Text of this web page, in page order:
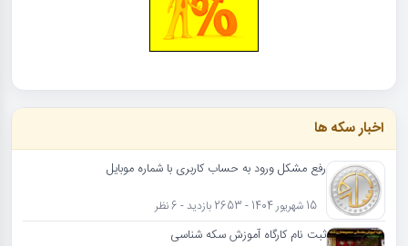
اخبار سکه ها
رفع مشکل ورود به حساب کاربری با شماره موبایل
15 شهریور 1404 - 2653 بازدید - 6 نظر
ثبت نام کارگاه آموزش سکه شناسی